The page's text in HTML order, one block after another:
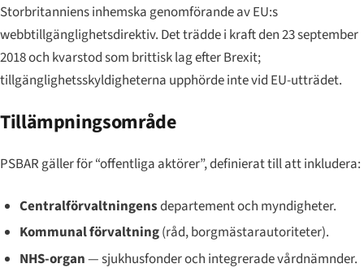
Storbritanniens inhemska genomförande av EU:s
webbtillgänglighetsdirektiv. Det trädde i kraft den 23 september
2018 och kvarstod som brittisk lag efter Brexit;
tillgänglighetsskyldigheterna upphörde inte vid EU-utträdet.
Tillämpningsområde
PSBAR gäller för “offentliga aktörer”, definierat till att inkludera:
Centralförvaltningensdepartement och myndigheter.
Kommunal förvaltning(råd, borgmästarautoriteter).
NHS-organ— sjukhusfonder och integrerade vårdnämnder.